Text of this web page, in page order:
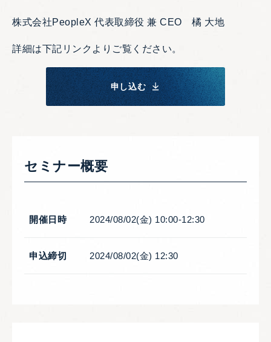
株式会社PeopleX 代表取締役 兼 CEO 橘 大地
詳細は下記リンクよりご覧ください。
申し込む
セミナー概要
開催日時 2024/08/02(金) 10:00-12:30
申込締切 2024/08/02(金) 12:30